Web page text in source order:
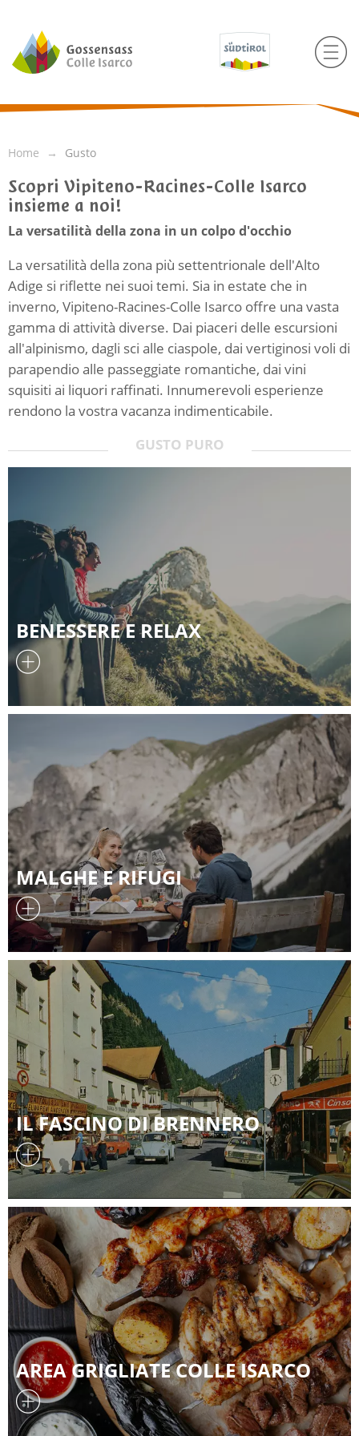
Home Gusto
Scopri Vipiteno-Racines-Colle Isarco
insieme a noi!
La versatilità della zona in un colpo d'occhio
La versatilità della zona più settentrionale dell'Alto
Adige si riflette nei suoi temi. Sia in estate che in
inverno, Vipiteno-Racines-Colle Isarco offre una vasta
gamma di attività diverse. Dai piaceri delle escursioni
all'alpinismo, dagli sci alle ciaspole, dai vertiginosi voli di
parapendio alle passeggiate romantiche, dai vini
squisiti ai liquori raffinati. Innumerevoli esperienze
rendono la vostra vacanza indimenticabile.
GUSTO PURO
BENESSERE E RELAX
MALGHE E RIFUGI
IL FASCINO DI BRENNERO
AREA GRIGLIATE COLLE ISARCO